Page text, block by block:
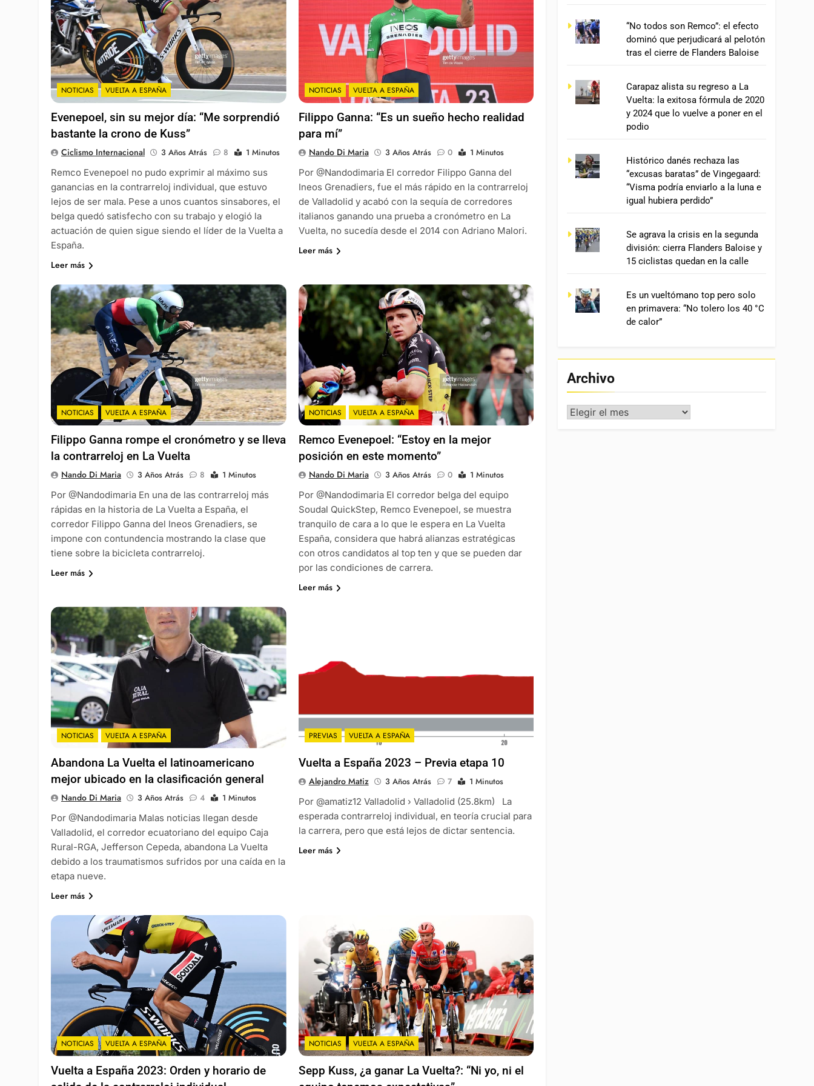
NOTICIAS VUELTA A ESPAÑA
Evenepoel, sin su mejor día: “Me sorprendió
bastante la crono de Kuss”
Ciclismo Internacional 3 Años Atrás 8
1 Minutos
Remco Evenepoel no pudo exprimir al máximo sus
ganancias en la contrarreloj individual, que estuvo
lejos de ser mala. Pese a unos cuantos sinsabores, el
belga quedó satisfecho con su trabajo y elogió la
actuación de quien sigue siendo el líder de la Vuelta a
España.
Leer más
NOTICIAS VUELTA A ESPAÑA
Filippo Ganna: “Es un sueño hecho realidad
para mí”
Nando Di Maria 3 Años Atrás 0
1 Minutos
Por @Nandodimaria El corredor Filippo Ganna del
Ineos Grenadiers, fue el más rápido en la contrarreloj
de Valladolid y acabó con la sequía de corredores
italianos ganando una prueba a cronómetro en La
Vuelta, no sucedía desde el 2014 con Adriano Malori.
Leer más
NOTICIAS VUELTA A ESPAÑA
Filippo Ganna rompe el cronómetro y se lleva
la contrarreloj en La Vuelta
Nando Di Maria 3 Años Atrás 8
1 Minutos
Por @Nandodimaria En una de las contrarreloj más
rápidas en la historia de La Vuelta a España, el
corredor Filippo Ganna del Ineos Grenadiers, se
impone con contundencia mostrando la clase que
tiene sobre la bicicleta contrarreloj.
Leer más
NOTICIAS VUELTA A ESPAÑA
Remco Evenepoel: “Estoy en la mejor
posición en este momento”
Nando Di Maria 3 Años Atrás 0
1 Minutos
Por @Nandodimaria El corredor belga del equipo
Soudal QuickStep, Remco Evenepoel, se muestra
tranquilo de cara a lo que le espera en La Vuelta
España, considera que habrá alianzas estratégicas
con otros candidatos al top ten y que se pueden dar
por las condiciones de carrera.
Leer más
NOTICIAS VUELTA A ESPAÑA
Abandona La Vuelta el latinoamericano
mejor ubicado en la clasificación general
Nando Di Maria 3 Años Atrás 4
1 Minutos
Por @Nandodimaria Malas noticias llegan desde
Valladolid, el corredor ecuatoriano del equipo Caja
Rural-RGA, Jefferson Cepeda, abandona La Vuelta
debido a los traumatismos sufridos por una caída en la
etapa nueve.
Leer más
PREVIAS VUELTA A ESPAÑA
Vuelta a España 2023 – Previa etapa 10
Alejandro Matiz 3 Años Atrás 7
1 Minutos
Por @amatiz12 Valladolid › Valladolid (25.8km) La
esperada contrarreloj individual, en teoría crucial para
la carrera, pero que está lejos de dictar sentencia.
Leer más
NOTICIAS VUELTA A ESPAÑA
Vuelta a España 2023: Orden y horario de
NOTICIAS VUELTA A ESPAÑA
Sepp Kuss, ¿a ganar La Vuelta?: “Ni yo, ni el
“No todos son Remco”: el efecto
dominó que perjudicará al pelotón
tras el cierre de Flanders Baloise
Carapaz alista su regreso a La
Vuelta: la exitosa fórmula de 2020
y 2024 que lo vuelve a poner en el
podio
Histórico danés rechaza las
“excusas baratas” de Vingegaard:
“Visma podría enviarlo a la luna e
igual hubiera perdido”
Se agrava la crisis en la segunda
división: cierra Flanders Baloise y
15 ciclistas quedan en la calle
Es un vueltómano top pero solo
en primavera: “No tolero los 40 °C
de calor”
Archivo
Archivo